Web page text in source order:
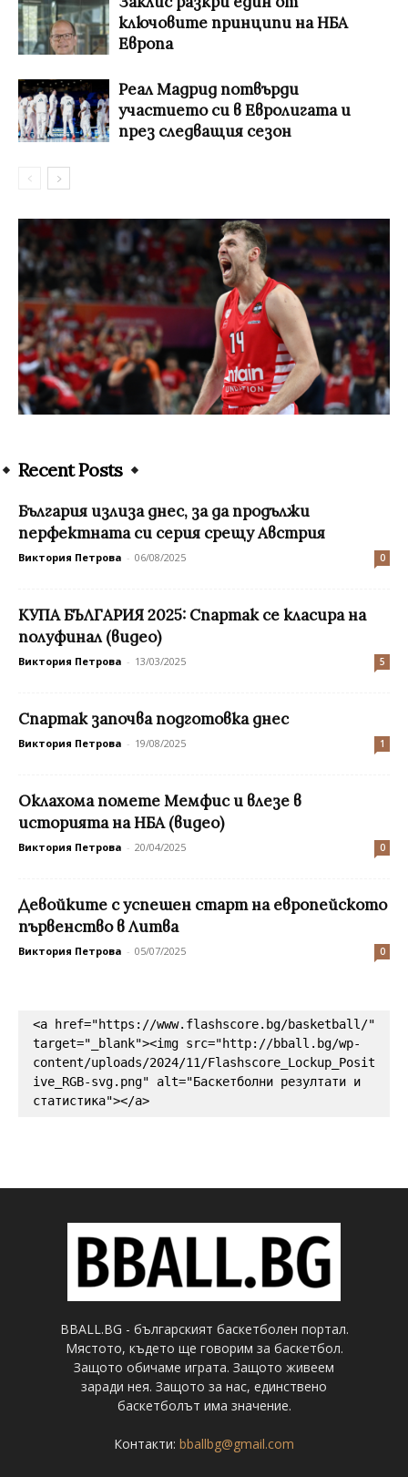
ключовите принципи на НБА
Европа
Реал Мадрид потвърди
участието си в Евролигата и
през следващия сезон
Recent Posts
България излиза днес, за да продължи
перфектната си серия срещу Австрия
Виктория Петрова - 06/08/2025 0
КУПА БЪЛГАРИЯ 2025: Спартак се класира на
полуфинал (видео)
Виктория Петрова - 13/03/2025 5
Спартак започва подготовка днес
Виктория Петрова - 19/08/2025 1
Оклахома помете Мемфис и влезе в
историята на НБА (видео)
Виктория Петрова - 20/04/2025 0
Девойките с успешен старт на европейското
първенство в Литва
Виктория Петрова - 05/07/2025 0
<a href="https://www.flashscore.bg/basketball/"
target="_blank"><img src="http://bball.bg/wp-
content/uploads/2024/11/Flashscore_Lockup_Posit
ive_RGB-svg.png" alt="Баскетболни резултати и
статистика"></a>
BBALL.BG - българският баскетболен портал.
Мястото, където ще говорим за баскетбол.
Защото обичаме играта. Защото живеем
заради нея. Защото за нас, единствено
баскетболът има значение.
Контакти: bballbg@gmail.com